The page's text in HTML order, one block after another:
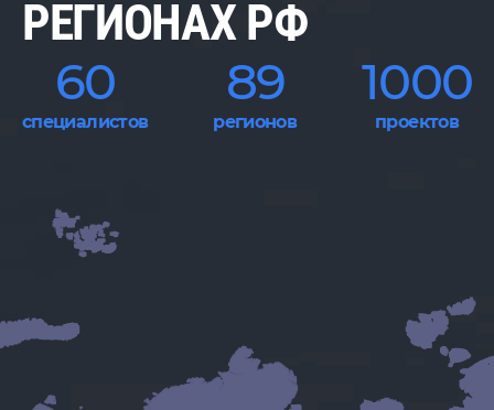
РЕГИОНАХ РФ
60
специалистов
89
регионов
1000
проектов